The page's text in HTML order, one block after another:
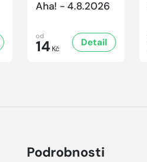
Aha! - 4.8.2026
od
14 Kč
Detail
Podrobnosti